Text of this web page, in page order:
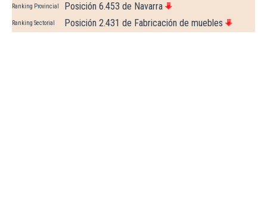
Ranking Provincial Posición 6.453 de Navarra
Ranking Sectorial Posición 2.431 de Fabricación de muebles